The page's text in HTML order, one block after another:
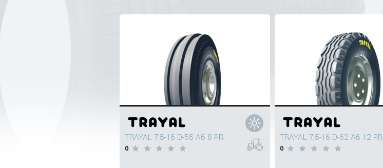
TRAYAL 7,5-16 D-55 A6 8 PR
0
TRAYAL 7,5-16 D-62 A6 12 PR
0